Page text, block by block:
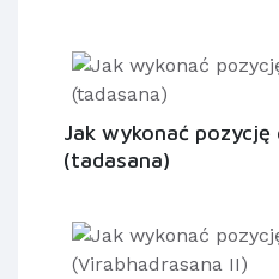
Jak wykonać
(tadasana)